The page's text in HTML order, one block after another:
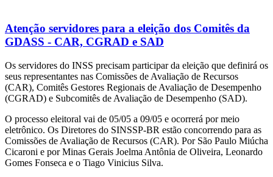
Atenção servidores para a eleição dos Comitês da
GDASS - CAR, CGRAD e SAD
Os servidores do INSS precisam participar da eleição que definirá os
seus representantes nas Comissões de Avaliação de Recursos
(CAR), Comitês Gestores Regionais de Avaliação de Desempenho
(CGRAD) e Subcomitês de Avaliação de Desempenho (SAD).
O processo eleitoral vai de 05/05 a 09/05 e ocorrerá por meio
eletrônico. Os Diretores do SINSSP-BR estão concorrendo para as
Comissões de Avaliação de Recursos (CAR). Por São Paulo Miúcha
Cicaroni e por Minas Gerais Joelma Antônia de Oliveira, Leonardo
Gomes Fonseca e o Tiago Vinicius Silva.